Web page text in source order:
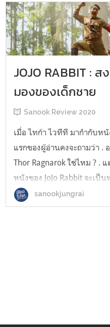
นานหน่อยกว่...
JOJO RABBIT :
มองของเด็กชาย
Sanook Review 2020
เมื่อ ไทก้า ไวทีที มากำกับห
แรกของผู้อ่านคงจะถามว่า .
Thor Ragnarok ใช่ไหม ? .
หนังของ JoJo Rabbit จะเป็
กับเด็กชายวัย 10 ขวบ ที่ถูก
นาซี แล้วก็มีเพื่อนในจินตนา
sanookjungrai